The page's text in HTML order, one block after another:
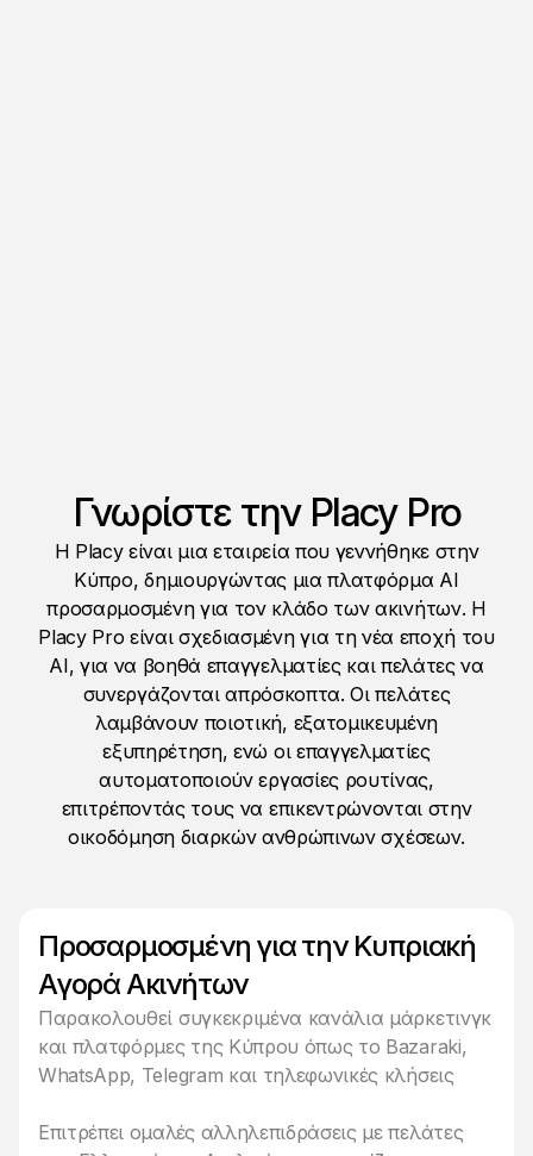
Γνωρίστε την Placy Pro
Η Placy είναι μια εταιρεία που γεννήθηκε στην
Κύπρο, δημιουργώντας μια πλατφόρμα AI
προσαρμοσμένη για τον κλάδο των ακινήτων. Η
Placy Pro είναι σχεδιασμένη για τη νέα εποχή του
AI, για να βοηθά επαγγελματίες και πελάτες να
συνεργάζονται απρόσκοπτα. Οι πελάτες
λαμβάνουν ποιοτική, εξατομικευμένη
εξυπηρέτηση, ενώ οι επαγγελματίες
αυτοματοποιούν εργασίες ρουτίνας,
επιτρέποντάς τους να επικεντρώνονται στην
οικοδόμηση διαρκών ανθρώπινων σχέσεων.
Προσαρμοσμένη για την Κυπριακή
Αγορά Ακινήτων
Παρακολουθεί συγκεκριμένα κανάλια μάρκετινγκ
και πλατφόρμες της Κύπρου όπως το Bazaraki,
WhatsApp, Telegram και τηλεφωνικές κλήσεις
Επιτρέπει ομαλές αλληλεπιδράσεις με πελάτες